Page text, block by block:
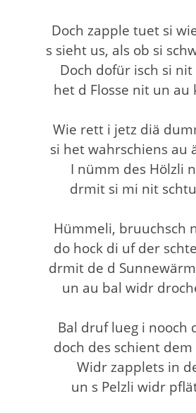
Doch zapple tuet si
s sieht us, als ob si
Doch dofür isch si
het d Flosse nit un au
Wie rett i jetz diä
si het wahrschiens au
I nümm des Hölzli
drmit si mi nit
Hümmeli, bruuchsch
do hock di uf der
drmit de d
un au bal widr
Bal druf lueg i nooch
doch des schient dem
Widr zapplets in
un s Pelzli widr